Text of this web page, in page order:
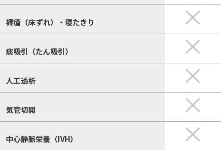
褥瘡（床ずれ）・寝たきり
痰吸引（たん吸引）
人工透析
気管切開
中心静脈栄養（IVH）